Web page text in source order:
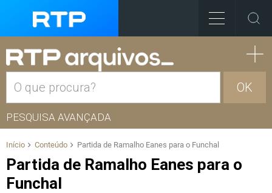
OK
PESQUISA AVANÇADA
Início Conteúdo Partida de Ramalho Eanes para o Funchal
Partida de Ramalho Eanes para o
Funchal